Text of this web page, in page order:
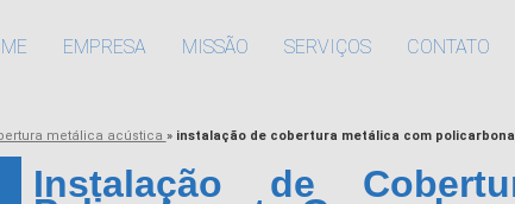
EMPRESA MISSÃO SERVIÇOS CONTATO
metálica acústica » instalação de cobertura metálica com
Instalação de